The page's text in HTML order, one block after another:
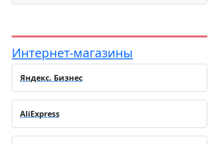
Интернет-магазины
Яндекс. Бизнес
AliExpress